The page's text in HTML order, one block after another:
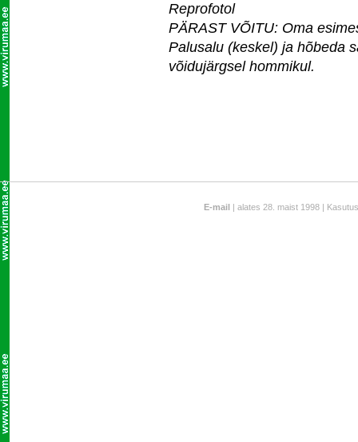
Reprofotol
PÄRAST VÕITU: Oma
Palusalu (keskel) ja hõbeda
võidujärgsel hommikul.
E-mail | alates 28. maist 1998 |